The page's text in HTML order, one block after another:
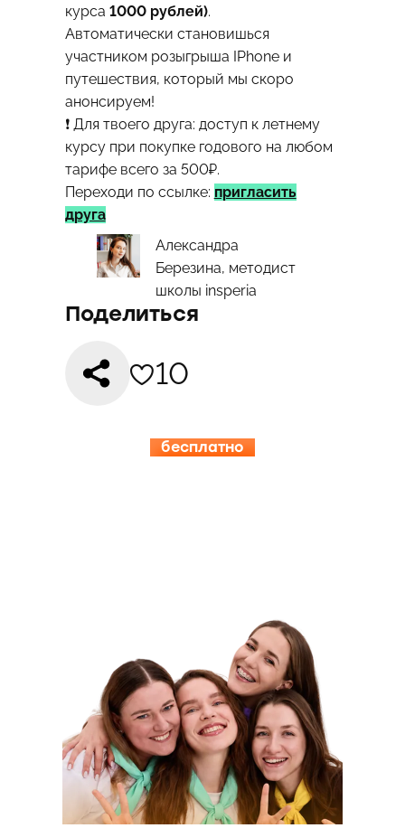
курса 1000 рублей).
Автоматически становишься
участником розыгрыша IPhone и
путешествия, который мы скоро
анонсируем!
❗️ Для твоего друга: доступ к летнему
курсу при покупке годового на любом
тарифе всего за 500₽.
Переходи по ссылке: пригласить
друга
Александра
Березина, методист
школы insperia
Поделиться
10
бесплатно